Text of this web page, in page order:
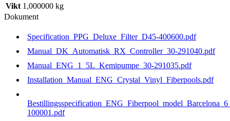
Vikt 1,000000 kg
Dokument
Specification_PPG_Deluxe_Filter_D45-400600.pdf
Manual_DK_Automatisk_RX_Controller_30-291040.pdf
Manual_ENG_1_5L_Kemipumpe_30-291035.pdf
Installation_Manual_ENG_Crystal_Vinyl_Fiberpools.pdf
100001.pdf